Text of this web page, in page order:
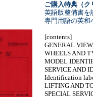
ご購入特典（ク
英語版整備書を
専門用語の英和
[contents]
GENERAL
WHEELS AND
MODEL
SERVICE AND
Identification
LIFTING AND
SPECIAL